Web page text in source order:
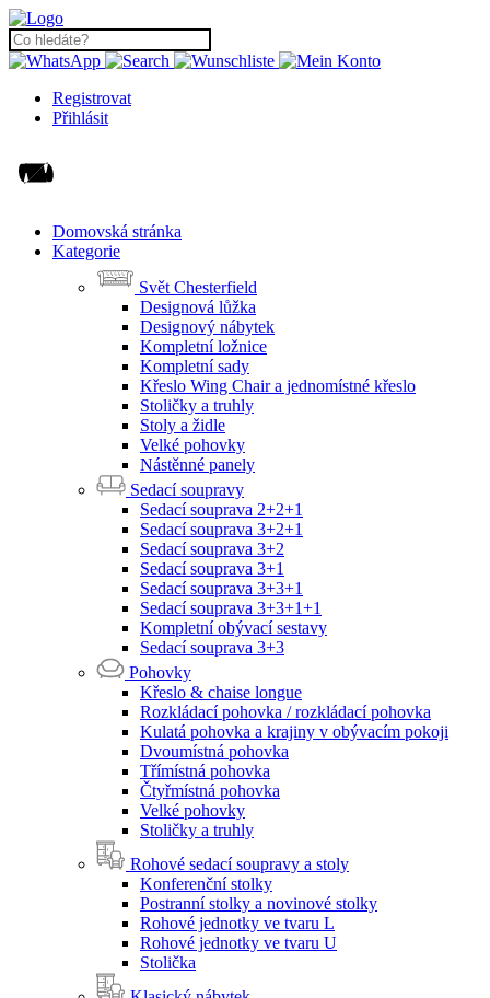
Registrovat
Přihlásit
Domovská stránka
Kategorie
Svět Chesterfield
Designová lůžka
Designový nábytek
Kompletní ložnice
Kompletní sady
Křeslo Wing Chair a jednomístné křeslo
Stoličky a truhly
Stoly a židle
Velké pohovky
Nástěnné panely
Sedací soupravy
Sedací souprava 2+2+1
Sedací souprava 3+2+1
Sedací souprava 3+2
Sedací souprava 3+1
Sedací souprava 3+3+1
Sedací souprava 3+3+1+1
Kompletní obývací sestavy
Sedací souprava 3+3
Pohovky
Křeslo & chaise longue
Rozkládací pohovka / rozkládací pohovka
Kulatá pohovka a krajiny v obývacím pokoji
Dvoumístná pohovka
Třímístná pohovka
Čtyřmístná pohovka
Velké pohovky
Stoličky a truhly
Rohové sedací soupravy a stoly
Konferenční stolky
Postranní stolky a novinové stolky
Rohové jednotky ve tvaru L
Rohové jednotky ve tvaru U
Stolička